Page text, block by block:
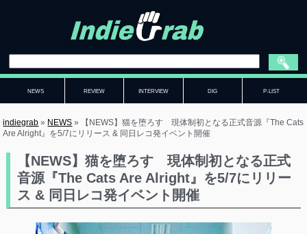
NEWS REVIEW INTERVIEW DIG P-LIST
indiegrab » NEWS »
【NEWS】猫を堕ろす 現体制初となる正式音源『The Cats
Are Alright』を5/7にリリース & 同日レコ発イベント開催
【NEWS】猫を堕ろす 現体制初となる正式
音源『The Cats Are Alright』を5/7にリリー
ス & 同日レコ発イベント開催